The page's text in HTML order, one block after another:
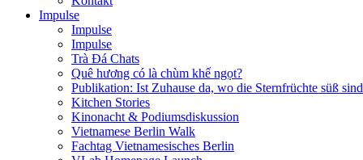
Impulse
Impulse
Impulse
Trà Đá Chats
Quê hương có là chùm khế ngọt?
Publikation: Ist Zuhause da, wo die Sternfrüchte süß
Kitchen Stories
Kinonacht & Podiumsdiskussion
Vietnamese Berlin Walk
Fachtag Vietnamesisches Berlin